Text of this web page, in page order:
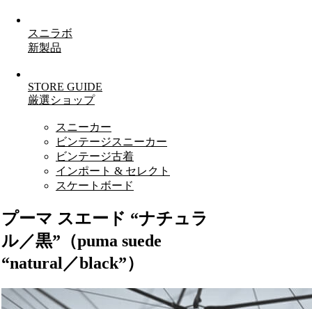
スニラボ
新製品
STORE GUIDE
厳選ショップ
スニーカー
ビンテージスニーカー
ビンテージ古着
インポート & セレクト
スケートボード
プーマ スエード “ナチュラ
ル／黒”（puma suede
“natural／black”）